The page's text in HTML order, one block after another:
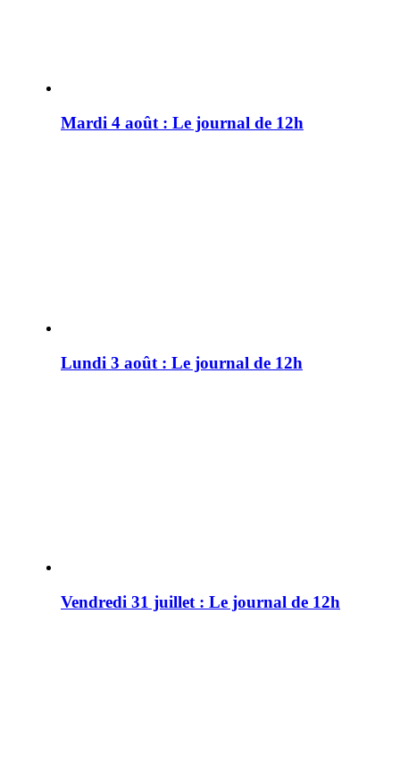
Mardi 4 août : Le journal de 12h
Lundi 3 août : Le journal de 12h
Vendredi 31 juillet : Le journal de 12h